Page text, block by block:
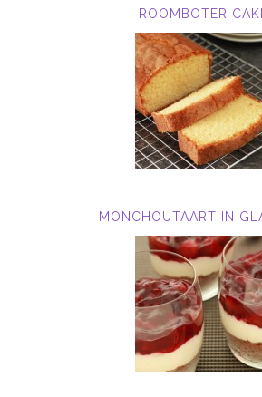
ROOMBOTER
MONCHOUTAART IN